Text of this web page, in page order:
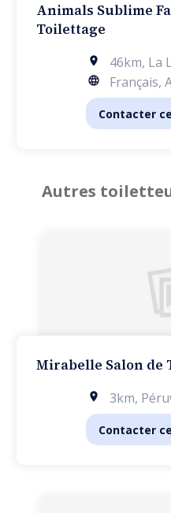
Animals Sublime
Toilettage
46km, La
Français,
Contacter
Autres
Mirabelle Salon de
3km,
Contacter